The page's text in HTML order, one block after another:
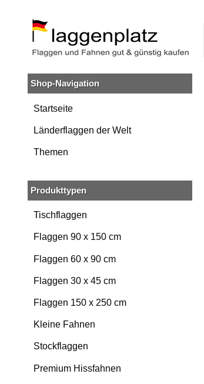
Hauptinhalt
springen
Suche
Zur
Navigation
springen
Shop-Navigation
Startseite
Länderflaggen der Welt
Themen
Produkttypen
Tischflaggen
Flaggen 90 x 150 cm
Flaggen 60 x 90 cm
Flaggen 30 x 45 cm
Flaggen 150 x 250 cm
Kleine Fahnen
Stockflaggen
Premium Hissfahnen